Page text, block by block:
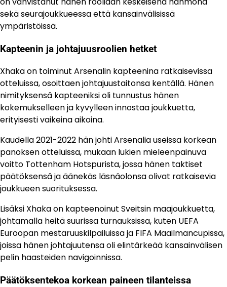
sekä seurajoukkueessa että kansainvälisissä
ympäristöissä.
Kapteenin ja johtajuusroolien hetket
Xhaka on toiminut Arsenalin kapteenina ratkaisevissa
otteluissa, osoittaen johtajuustaitonsa kentällä. Hänen
nimityksensä kapteeniksi oli tunnustus hänen
kokemukselleen ja kyvylleen innostaa joukkuetta,
erityisesti vaikeina aikoina.
Kaudella 2021-2022 hän johti Arsenalia useissa korkean
panoksen otteluissa, mukaan lukien mieleenpainuva
voitto Tottenham Hotspurista, jossa hänen taktiset
päätöksensä ja äänekäs läsnäolonsa olivat ratkaisevia
joukkueen suorituksessa.
Lisäksi Xhaka on kapteenoinut Sveitsin maajoukkuetta,
johtamalla heitä suurissa turnauksissa, kuten UEFA
Euroopan mestaruuskilpailuissa ja FIFA Maailmancupissa,
joissa hänen johtajuutensa oli elintärkeää kansainvälisen
pelin haasteiden navigoinnissa.
Päätöksentekoa korkean paineen tilanteissa